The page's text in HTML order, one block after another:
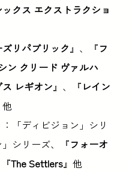
クス エクストラクショ
リパブリック 』、『フ
ン クリード ヴァルハ
レギオン 』、『 レイン
他
「ディビジョン」シリ
シリーズ、『フォーオ
The Settlers』他